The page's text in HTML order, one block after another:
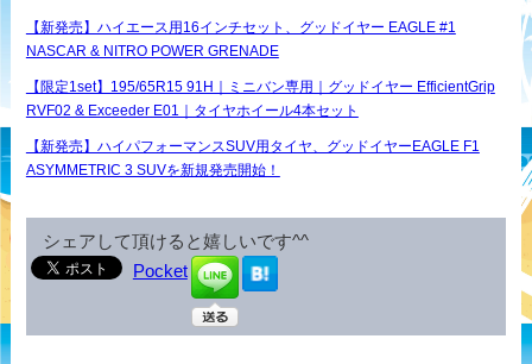
【新発売】ハイエース用16インチセット、グッドイヤー EAGLE #1
NASCAR & NITRO POWER GRENADE
【限定1set】195/65R15 91H｜ミニバン専用｜グッドイヤー EfficientGrip
RVF02 & Exceeder E01｜タイヤホイール4本セット
【新発売】ハイパフォーマンスSUV用タイヤ、グッドイヤーEAGLE F1
ASYMMETRIC 3 SUVを新規発売開始！
シェアして頂けると嬉しいです^^
Pocket